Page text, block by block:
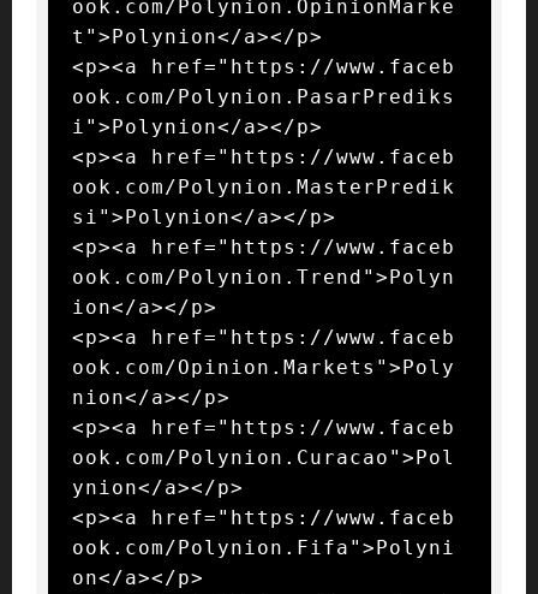
ook.com/Polynion.OpinionMarke
t">Polynion</a></p>
<p><a href="https://www.faceb
ook.com/Polynion.PasarPrediks
i">Polynion</a></p>
<p><a href="https://www.faceb
ook.com/Polynion.MasterPredik
si">Polynion</a></p>
<p><a href="https://www.faceb
ook.com/Polynion.Trend">Polyn
ion</a></p>
<p><a href="https://www.faceb
ook.com/Opinion.Markets">Poly
nion</a></p>
<p><a href="https://www.faceb
ook.com/Polynion.Curacao">Pol
ynion</a></p>
<p><a href="https://www.faceb
ook.com/Polynion.Fifa">Polyni
on</a></p>